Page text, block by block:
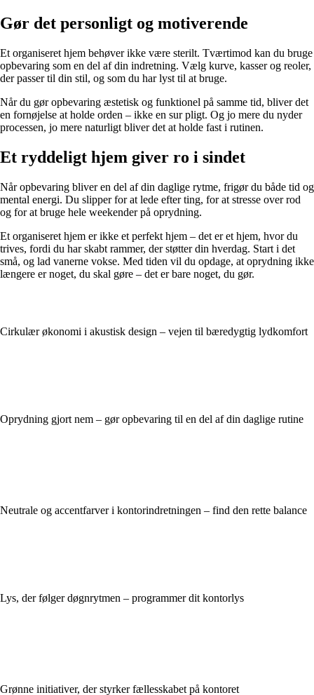
Gør det personligt og motiverende
Et organiseret hjem behøver ikke være sterilt. Tværtimod kan du bruge
opbevaring som en del af din indretning. Vælg kurve, kasser og reoler,
der passer til din stil, og som du har lyst til at bruge.
Når du gør opbevaring æstetisk og funktionel på samme tid, bliver det
en fornøjelse at holde orden – ikke en sur pligt. Og jo mere du nyder
processen, jo mere naturligt bliver det at holde fast i rutinen.
Et ryddeligt hjem giver ro i sindet
Når opbevaring bliver en del af din daglige rytme, frigør du både tid og
mental energi. Du slipper for at lede efter ting, for at stresse over rod
og for at bruge hele weekender på oprydning.
Et organiseret hjem er ikke et perfekt hjem – det er et hjem, hvor du
trives, fordi du har skabt rammer, der støtter din hverdag. Start i det
små, og lad vanerne vokse. Med tiden vil du opdage, at oprydning ikke
længere er noget, du skal gøre – det er bare noget, du gør.
Cirkulær økonomi i akustisk design – vejen til bæredygtig lydkomfort
Oprydning gjort nem – gør opbevaring til en del af din daglige rutine
Neutrale og accentfarver i kontorindretningen – find den rette balance
Lys, der følger døgnrytmen – programmer dit kontorlys
Grønne initiativer, der styrker fællesskabet på kontoret